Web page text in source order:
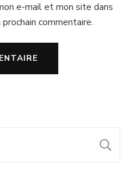
e-mail et mon site dans
commentaire.